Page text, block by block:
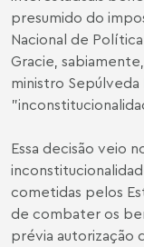
presumido do
Nacional de
Gracie,
ministro
Essa decisão veio
cometidas pelos
de combater os
prévia autorização